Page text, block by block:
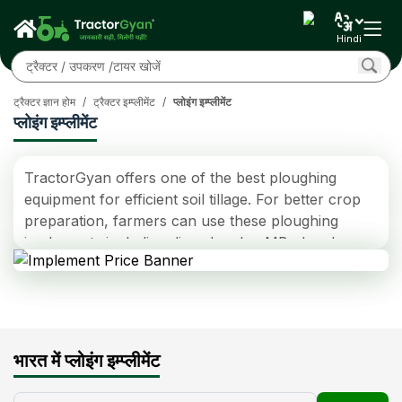
Hindi
प्लोइंग इम्प्लीमेंट
ट्रैक्टर ज्ञान होम / ट्रैक्टर इम्प्लीमेंट / प्लोइंग इम्प्लीमेंट
TractorGyan offers one of the best ploughing
equipment for efficient soil tillage. For better crop
preparation, farmers can use these ploughing
implements including disc ploughs, MB ploughs,
hydraulic ploughs, power disc ploughs and chisel
these ploughing tools with tractors having 50+ HP
engines. Visit TractorGyan's website to learn
further about their specifications and prices.
भारत में प्लोइंग इम्प्लीमेंट